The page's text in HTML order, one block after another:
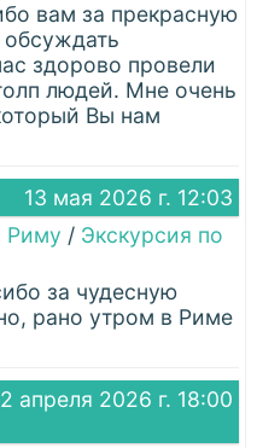
вам за прекрасную
здорово провели
людей. Мне очень
Вы нам
13 мая 2026 г. 12:03
Риму / Экскурсия по
за чудесную
рано утром в Риме
апреля 2026 г. 18:00